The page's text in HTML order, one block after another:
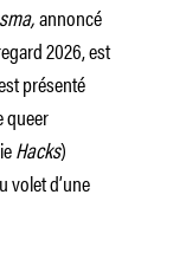
annoncé
2026, est
présenté
queer
Hacks)
volet d’une